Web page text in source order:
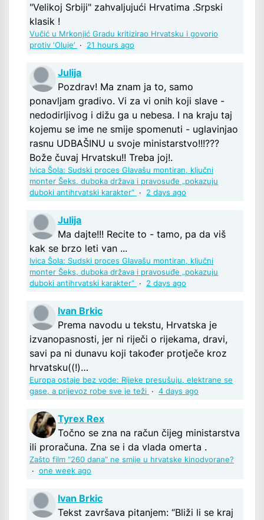
"Velikoj Srbiji" zahvaljujući Hrvatima .Srpski
klasik !
Vučić u Mrkonjić Gradu kritizirao Hrvatsku i govorio
protiv ‘Oluje’ · 21 hours ago
Julija
Pozdrav! Ma znam ja to, samo
ponavljam gradivo. Vi za vi onih koji slave -
nedodirljivog i dižu ga u nebesa. I na kraju taj
kojemu se ime ne smije spomenuti - uglavinjao
rasnu UDBAŠINU u svoje ministarstvo!!!???
Bože čuvaj Hrvatsku!! Treba joj!.
Ivica Šola: Sudski proces Glavašu montiran, ključni
monter Šeks, duboka država i pravosuđe „pokazuju
duboki antihrvatski karakter“ · 2 days ago
Julija
Ma dajte!!! Recite to - tamo, pa da viš
kak se brzo leti van ...
Ivica Šola: Sudski proces Glavašu montiran, ključni
monter Šeks, duboka država i pravosuđe „pokazuju
duboki antihrvatski karakter“ · 2 days ago
Ivan Brkic
Prema navodu u tekstu, Hrvatska je
izvanopasnosti, jer ni riječi o rijekama, dravi,
savi pa ni dunavu koji također protječe kroz
hrvatsku((!)…
Europa ostaje bez vode: Rijeke presušuju, elektrane se
gase, a prijevoz robe sve je teži · 4 days ago
Tyrex Rex
Točno se zna na račun čijeg ministarstva
ili proračuna. Zna se i da vlada omerta .
Zašto film “260 dana” ne smije u hrvatske kinodvorane?
· one week ago
Ivan Brkic
Tekst završava pitanjem: “Bliži li se kraj